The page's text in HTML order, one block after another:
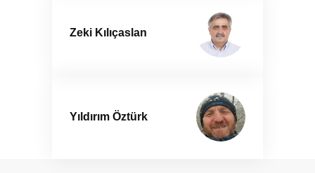
Zeki Kılıçaslan
Yıldırım Öztürk